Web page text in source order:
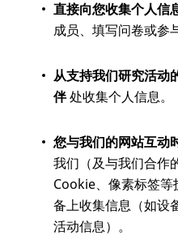
直接向您收集个人信
成员、填写问卷或参
从支持我们研究活动
伴处收集个人信息。
您与我们的网站互动
我们（及与我们合作
Cookie、像素标签
备上收集信息（如设
活动信息）。